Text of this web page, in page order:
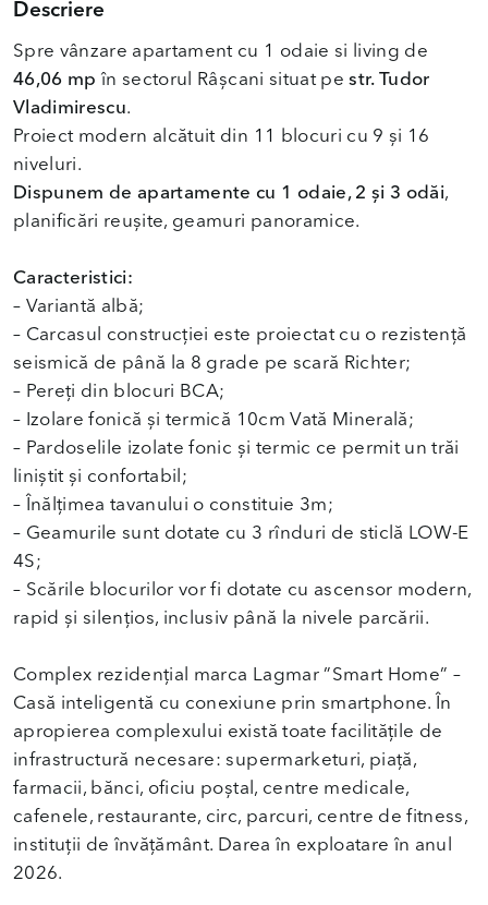
Descriere
Spre vânzare apartament cu 1 odaie si living de
46,06 mp în sectorul Râșcani situat pestr. Tudor
Vladimirescu.
Proiect modern alcătuit din 11 blocuri cu 9 și 16
niveluri.
Dispunem de apartamente cu 1 odaie, 2 și 3 odăi,
planificări reușite, geamuri panoramice.
Caracteristici:
– Variantă albă;
– Carcasul construcției este proiectat cu o rezistență
seismică de până la 8 grade pe scară Richter;
– Pereți din blocuri BCA;
– Izolare fonică și termică 10cm Vată Minerală;
– Pardoselile izolate fonic și termic ce permit un trăi
liniștit și confortabil;
– Înălțimea tavanului o constituie 3m;
– Geamurile sunt dotate cu 3 rînduri de sticlă LOW-E
4S;
– Scările blocurilor vor fi dotate cu ascensor modern,
rapid și silențios, inclusiv până la nivele parcării.
Complex rezidențial marca Lagmar ”Smart Home” –
Casă inteligentă cu conexiune prin smartphone. În
apropierea complexului există toate facilitățile de
infrastructură necesare: supermarketuri, piață,
farmacii, bănci, oficiu poștal, centre medicale,
cafenele, restaurante, circ, parcuri, centre de fitness,
instituții de învățământ. Darea în exploatare în anul
2026.